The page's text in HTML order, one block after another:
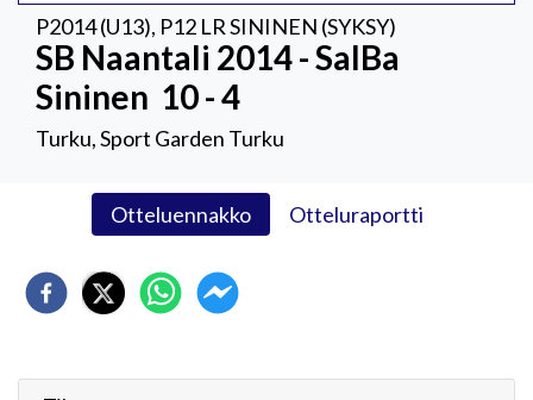
P2014 (U13), P12 LR SININEN (SYKSY)
SB Naantali 2014 - SalBa
Sininen 10 - 4
Turku, Sport Garden Turku
Otteluennakko Otteluraportti